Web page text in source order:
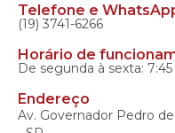
Telefone e
(19) 3741-6266
Horário de
De segunda à sexta: 7:45
Endereço
Av. Governador Pedro